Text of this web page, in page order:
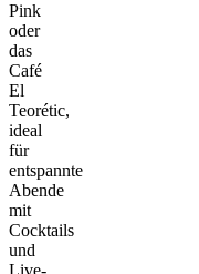
Pink
oder
das
Café
El
Teorétic,
ideal
für
entspannte
Abende
mit
Cocktails
und
Live-